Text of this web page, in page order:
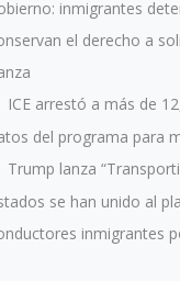
inmigrantes
el derecho a
ICE arrestó a más de
del programa para
Trump lanza
se han unido al
inmigrantes